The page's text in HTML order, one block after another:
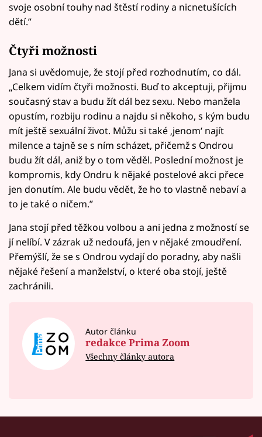
svoje osobní touhy nad štěstí rodiny a nicnetušících
dětí.”
Čtyři možnosti
Jana si uvědomuje, že stojí před rozhodnutím, co dál.
„Celkem vidím čtyři možnosti. Buď to akceptuji, přijmu
současný stav a budu žít dál bez sexu. Nebo manžela
opustím, rozbiju rodinu a najdu si někoho, s kým budu
mít ještě sexuální život. Můžu si také ‚jenom‘ najít
milence a tajně se s ním scházet, přičemž s Ondrou
budu žít dál, aniž by o tom věděl. Poslední možnost je
kompromis, kdy Ondru k nějaké postelové akci přece
jen donutím. Ale budu vědět, že ho to vlastně nebaví a
to je také o ničem.”
Jana stojí před těžkou volbou a ani jedna z možností se
jí nelíbí. V zázrak už nedoufá, jen v nějaké zmoudření.
Přemýšlí, že se s Ondrou vydají do poradny, aby našli
nějaké řešení a manželství, o které oba stojí, ještě
zachránili.
Autor článku
redakce Prima Zoom
Všechny články autora